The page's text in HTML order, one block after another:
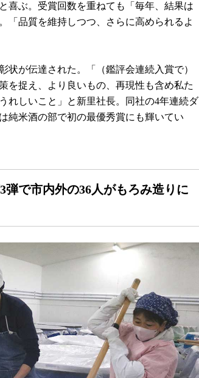
喜ぶ。受賞回数を重ねても「毎年、結果は
「品質を維持しつつ、さらに高められるよ
が伝達された。「（鑑評会連続入賞で）
を捉え、より良いもの、再現性も含め私た
れしいこと」と新里社長。同社の4年連続ダ
純米酒の部で初の最優秀賞にも輝いてい
で市内外の36人がもろみ造りに